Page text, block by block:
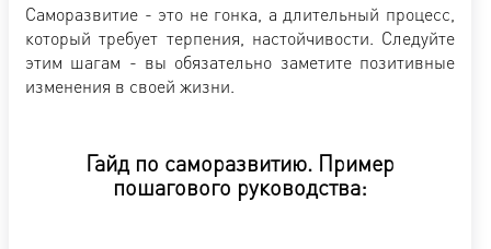
Саморазвитие - это не гонка, а длительный процесс,
который требует терпения, настойчивости. Следуйте
этим шагам - вы обязательно заметите позитивные
изменения в своей жизни.
Гайд по саморазвитию. Пример
пошагового руководства: